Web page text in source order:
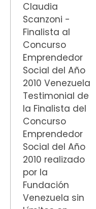
Claudia
Scanzoni -
Finalista al
Concurso
Emprendedor
Social del Año
2010 Venezuela
Testimonial de
la Finalista del
Concurso
Emprendedor
Social del Año
2010 realizado
por la
Fundación
Venezuela sin